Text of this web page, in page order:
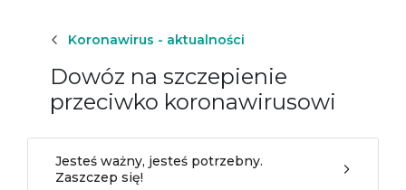
Koronawirus - aktualności
Dowóz na szczepienie
przeciwko koronawirusowi
Jesteś ważny, jesteś potrzebny.
Zaszczep się!